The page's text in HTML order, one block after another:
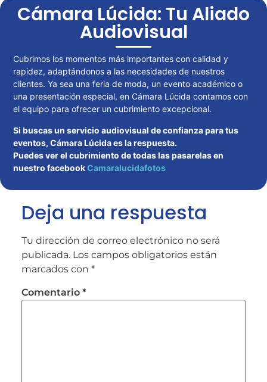
Cámara Lúcida: Tu Aliado
Audiovisual
Cubrimos los momentos más importantes con calidad y
rapidez, adaptándonos a las necesidades de nuestros
clientes. Ya sea una feria de moda, un evento académico o
una presentación especial, en Cámara Lúcida contamos con
el equipo para ofrecer un cubrimiento excepcional.
Si buscas un servicio audiovisual de confianza para tus
eventos, Cámara Lúcida es la respuesta.
Puedes ver el cubrimiento de todas las pasarelas en
nuestro facebookCamaralucidafotos
Deja una respuesta
Tu dirección de correo electrónico no será
publicada. Los campos obligatorios están
marcados con *
Comentario *